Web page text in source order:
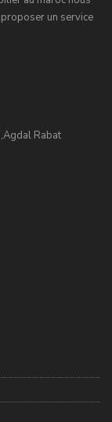
un service
Rabat